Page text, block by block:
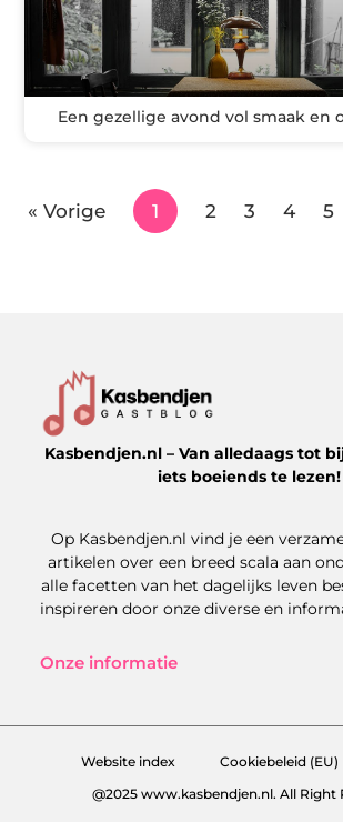
Een gezellige avond vol smaak en
« Vorige 1 2 3 4 5
Kasbendjen.nl – Van alledaags tot
iets boeiends te lezen!
Op Kasbendjen.nl vind je een
artikelen over een breed scala aan
alle facetten van het dagelijks leven
inspireren door onze diverse en
Onze informatie
Website index
Cookiebeleid (EU)
@2025 www.kasbendjen.nl. All Right